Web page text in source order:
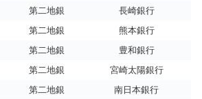
第二地銀
長崎銀行
第二地銀
熊本銀行
第二地銀
豊和銀行
第二地銀
宮崎太陽銀行
第二地銀
南日本銀行